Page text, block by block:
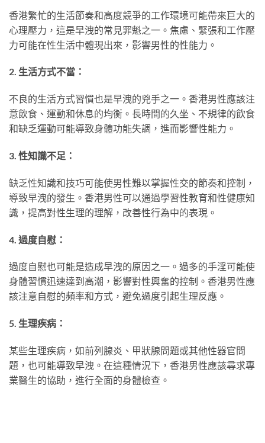
香港繁忙的生活節奏和高度競爭的工作環境可能帶來巨大的
心理壓力，這是早洩的常見罪魁之一。焦慮、緊張和工作壓
力可能在性生活中體現出來，影響男性的性能力。
2. 生活方式不當：
不良的生活方式習慣也是早洩的兇手之一。香港男性應該注
意飲食、運動和休息的均衡。長時間的久坐、不規律的飲食
和缺乏運動可能導致身體功能失調，進而影響性能力。
3. 性知識不足：
缺乏性知識和技巧可能使男性難以掌握性交的節奏和控制，
導致早洩的發生。香港男性可以通過學習性教育和性健康知
識，提高對性生理的理解，改善性行為中的表現。
4. 過度自慰：
過度自慰也可能是造成早洩的原因之一。過多的手淫可能使
身體習慣迅速達到高潮，影響對性興奮的控制。香港男性應
該注意自慰的頻率和方式，避免過度引起生理反應。
5. 生理疾病：
某些生理疾病，如前列腺炎、甲狀腺問題或其他性器官問
題，也可能導致早洩。在這種情況下，香港男性應該尋求專
業醫生的協助，進行全面的身體檢查。